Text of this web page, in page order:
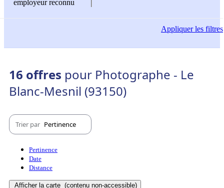
employeur reconnu
Appliquerles filtres
16 offres pour Photographe - Le
Blanc-Mesnil (93150)
Trier par Pertinence
Pertinence
Date
Distance
Afficher la carte (contenu non-accessible)